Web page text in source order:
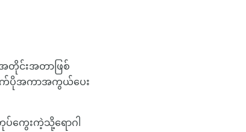
တိုင်းအတာဖြစ်
က်ပိုအကာအကွယ်ပေး
ပ်ကွေးကဲ့သို့ရောဂါ